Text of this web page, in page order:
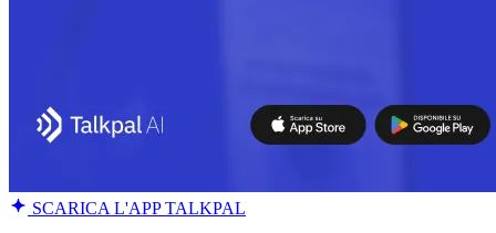
SCARICA L'APP TALKPAL